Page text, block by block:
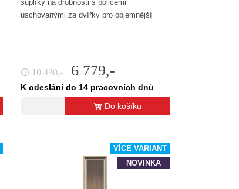
šuplíky na drobnosti s policemi
uschovanými za dvířky pro objemnější
🛈 10 430,- 6 779,-
K odeslání do 14 pracovních dnů
Do košíku
VÍCE VARIANT
NOVINKA